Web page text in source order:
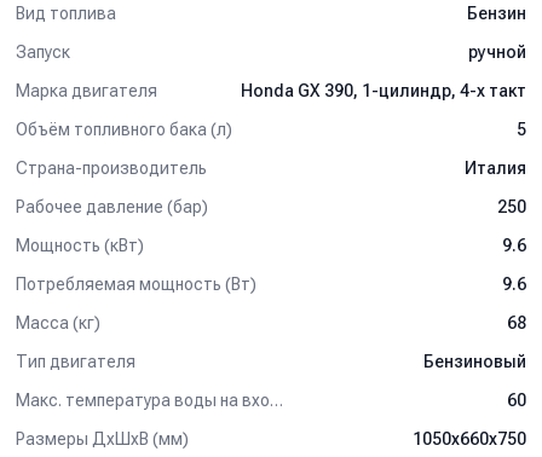
Вид топлива
Бензин
Запуск
ручной
Марка двигателя
Honda GX 390, 1-цилиндр, 4-х такт
Объём топливного бака (л)
5
Страна-производитель
Италия
Рабочее давление (бар)
250
Мощность (кВт)
9.6
Потребляемая мощность (Вт)
9.6
Масса (кг)
68
Тип двигателя
Бензиновый
Макс. температура воды на входе (°C)
60
Размеры ДхШхВ (мм)
1050x660x750